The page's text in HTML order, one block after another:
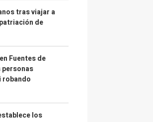
tras viajar a
de
Fuentes de
personas
los